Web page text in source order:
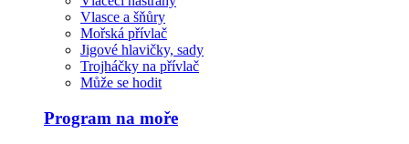
Vlasce a šňůry
Mořská přívlač
Jigové hlavičky, sady
Trojháčky na přívlač
Může se hodit
Program na moře